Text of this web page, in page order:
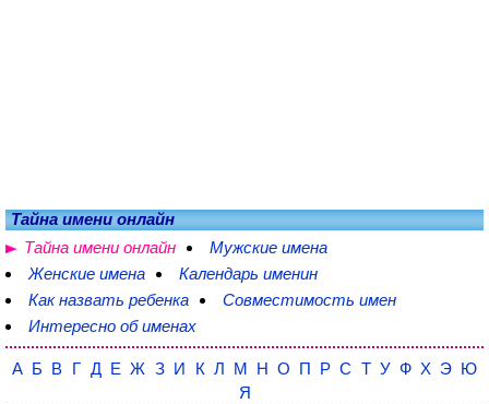
Тайна имени онлайн
Тайна имени онлайн
Мужские имена
Женские имена
Календарь именин
Как назвать ребенка
Совместимость имен
Интересно об именах
А Б В Г Д Е Ж З И К Л М Н О П Р С Т У Ф Х Э Ю
Я